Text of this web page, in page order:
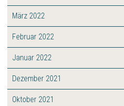
März 2022
Februar 2022
Januar 2022
Dezember 2021
Oktober 2021